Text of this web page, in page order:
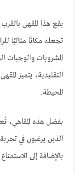
يقع هذا المقهى
تجعله مكانًا مثاليًا
المشروبات والوجبات
التقليدية، يتميز
المحيطة.
بفضل هذه المقاهي،
الذين يرغبون في
بالإضافة إلى